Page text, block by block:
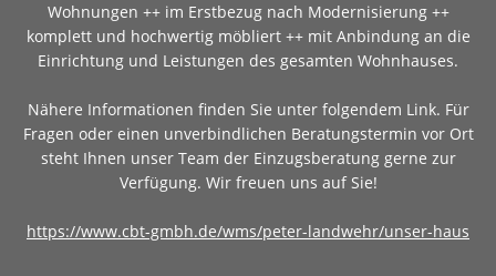
Wohnungen ++ im Erstbezug nach Modernisierung ++
komplett und hochwertig möbliert ++ mit Anbindung an die
Einrichtung und Leistungen des gesamten Wohnhauses.
Nähere Informationen finden Sie unter folgendem Link. Für
Fragen oder einen unverbindlichen Beratungstermin vor Ort
steht Ihnen unser Team der Einzugsberatung gerne zur
Verfügung. Wir freuen uns auf Sie!
https://www.cbt-gmbh.de/wms/peter-landwehr/unser-haus